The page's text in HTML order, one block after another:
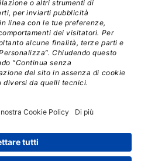
il gruppo
Edizioni
LSWR
Group
Edizioni. Direzione, amministrazione,
– Tutti i diritti riservati | Partita IVA e C.F.